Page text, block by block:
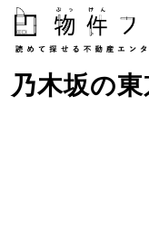
乃木坂の